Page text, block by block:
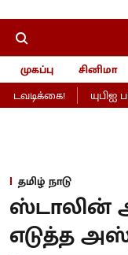
முகப்பு சினிமா
யுபிஐ
தமிழ் நாடு
ஸ்டாலின்
எடுத்த